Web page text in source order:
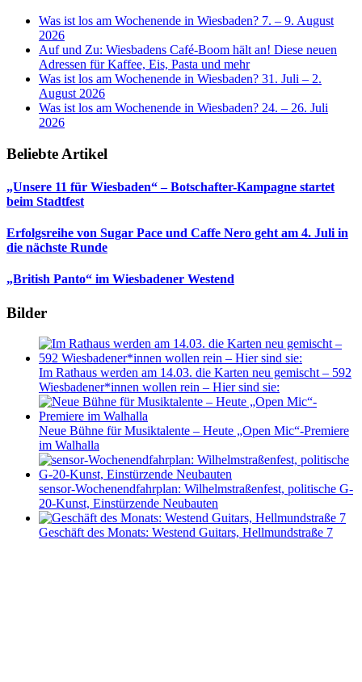
Was ist los am Wochenende in Wiesbaden? 7. – 9. August
2026
Auf und Zu: Wiesbadens Café-Boom hält an! Diese neuen
Adressen für Kaffee, Eis, Pasta und mehr
Was ist los am Wochenende in Wiesbaden? 31. Juli – 2.
August 2026
Was ist los am Wochenende in Wiesbaden? 24. – 26. Juli
2026
Beliebte Artikel
„Unsere 11 für Wiesbaden“ – Botschafter-Kampagne startet
beim Stadtfest
Erfolgsreihe von Sugar Pace und Caffe Nero geht am 4. Juli in
die nächste Runde
„British Panto“ im Wiesbadener Westend
Bilder
Im Rathaus werden am 14.03. die Karten neu gemischt – 592
Wiesbadener*innen wollen rein – Hier sind sie:
Neue Bühne für Musiktalente – Heute „Open Mic“-Premiere
im Walhalla
sensor-Wochenendfahrplan: Wilhelmstraßenfest, politische G-
20-Kunst, Einstürzende Neubauten
Geschäft des Monats: Westend Guitars, Hellmundstraße 7